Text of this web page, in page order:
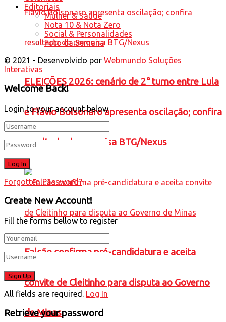
ELEIÇÕES 2026: cenário de 2° turno entre Lula
e Flávio Bolsonaro apresenta oscilação; confira
resultado da pesquisa BTG/Nexus
Falcão confirma pré-candidatura e aceita
convite de Cleitinho para disputa ao Governo
de Minas
Editoriais
Mulher & Saúde
Nota 10 & Nota Zero
Social & Personalidades
Foto da Semana
© 2021 - Desenvolvido por Webmundo Soluções
Interativas
Welcome Back!
Login to your account below
Forgotten Password?
Create New Account!
Fill the forms bellow to register
All fields are required. Log In
Retrieve your password